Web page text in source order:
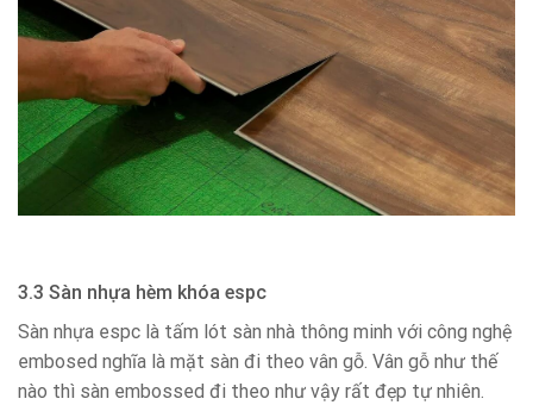
3.3 Sàn nhựa hèm khóa espc
Sàn nhựa espc là tấm lót sàn nhà thông minh với công nghệ
embosed nghĩa là mặt sàn đi theo vân gỗ. Vân gỗ như thế
nào thì sàn embossed đi theo như vậy rất đẹp tự nhiên.